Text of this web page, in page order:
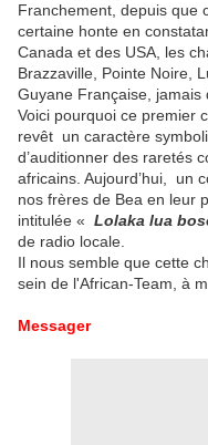
Franchement, depuis que
certaine honte en
Canada et des USA, les
Brazzaville, Pointe Noire,
Guyane Française, jamais
Voici pourquoi ce premier
revêt un caractère
d’auditionner des raretés
africains. Aujourd’hui, un
nos frères de Bea en leur
intitulée « Lolaka lua
de radio locale.
Il nous semble que cette
sein de l'African-Team, à
Messager